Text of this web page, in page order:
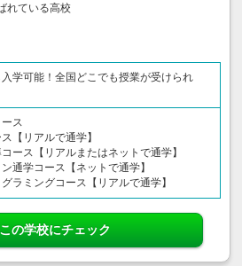
れている高校
学可能！全国どこでも授業が受けられ
ス
【リアルで通学】
ース【リアルまたはネットで通学】
通学コース【ネットで通学】
ラミングコース【リアルで通学】
この学校にチェック